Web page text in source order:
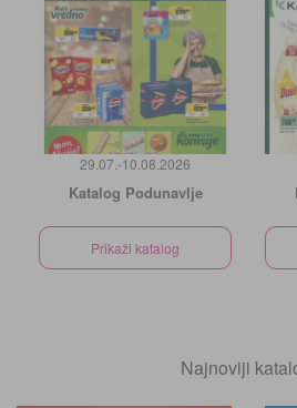
29.07.-10.08.2026
Katalog Podunavlje
Prikaži katalog
Najnoviji